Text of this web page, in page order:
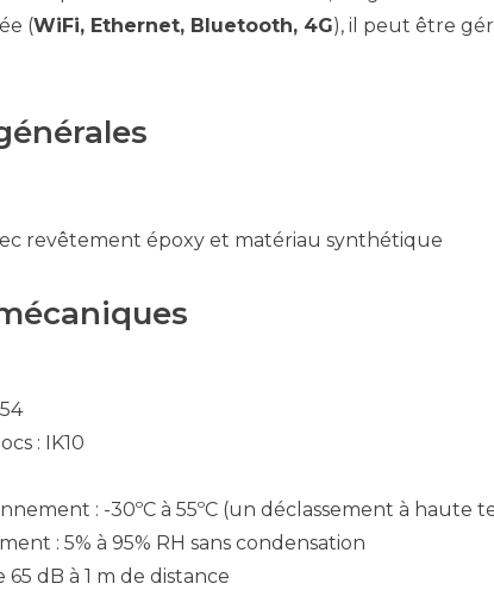
(WiFi, Ethernet, Bluetooth, 4G), il peut être
revêtement époxy et matériau synthétique
: IK10
: -30ºC à 55ºC (un déclassement à haute
: 5% à 95% RH sans condensation
dB à 1 m de distance